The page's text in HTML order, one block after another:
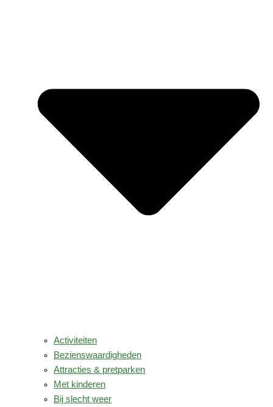
Activiteiten
Bezienswaardigheden
Attracties & pretparken
Met kinderen
Bij slecht weer